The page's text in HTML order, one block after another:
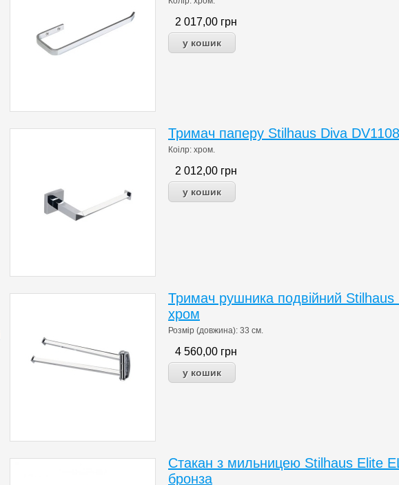
2 017,00 грн
Тримач паперу Stilhaus Diva
Коілр: хром.
2 012,00 грн
Тримач рушника подвійний Stilhaus
хром
Розмір (довжина): 33 см.
4 560,00 грн
Стакан з мильницею Stilhaus Elite
бронза